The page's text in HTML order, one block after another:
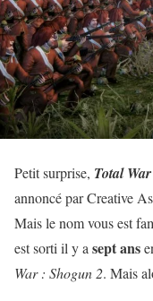
Petit surprise, Total
annoncé par Creative
Mais le nom vous est
est sorti il y a sept ans
War : Shogun 2. Mais